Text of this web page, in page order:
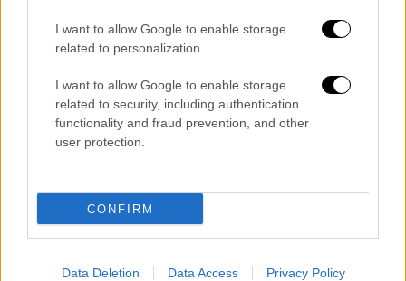
I want to allow Google to enable storage
related to personalization.
I want to allow Google to enable storage
related to security, including authentication
functionality and fraud prevention, and other
user protection.
CONFIRM
Data Deletion Data Access Privacy Policy